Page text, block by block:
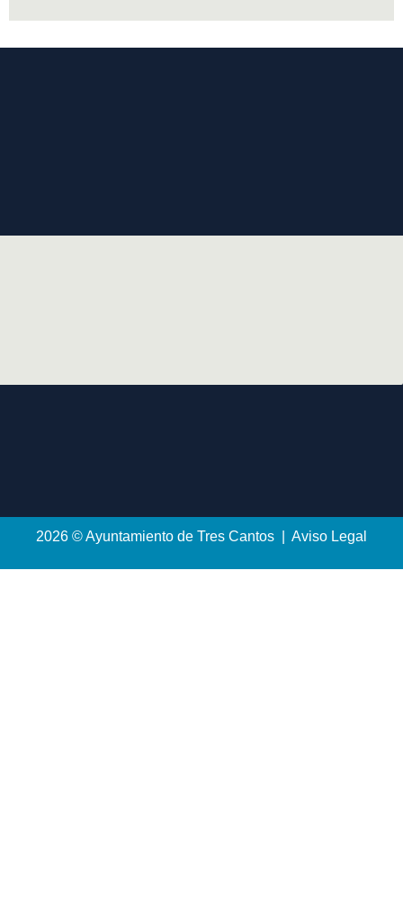
2026 © Ayuntamiento de Tres Cantos | Aviso Legal